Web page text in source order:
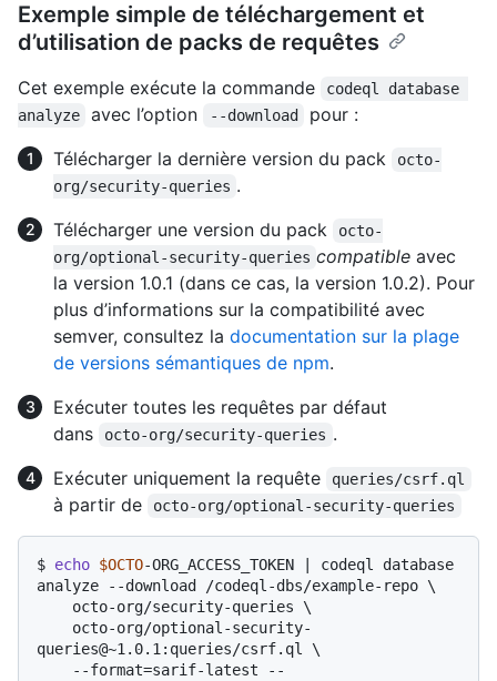
Exemple simple de téléchargement et
d’utilisation de packs de requêtes
Cet exemple exécute la commande
codeql database
analyze
avec l’option --download
pour :
Télécharger la dernière version du pack
octo-
org/security-queries .
Télécharger une version du pack
octo-
org/optional-security-queries compatible avec
la version 1.0.1 (dans ce cas, la version 1.0.2). Pour
plus d’informations sur la compatibilité avec
semver, consultez la documentation sur la plage
de versions sémantiques de npm.
Exécuter toutes les requêtes par défaut
dans
octo-org/security-queries .
Exécuter uniquement la requête
queries/csrf.ql
à partir de octo-org/optional-security-queries
$ echo $OCTO-ORG_ACCESS_TOKEN | codeql database
analyze --download /codeql-dbs/example-repo \
queries@~1.0.1:queries/csrf.ql \